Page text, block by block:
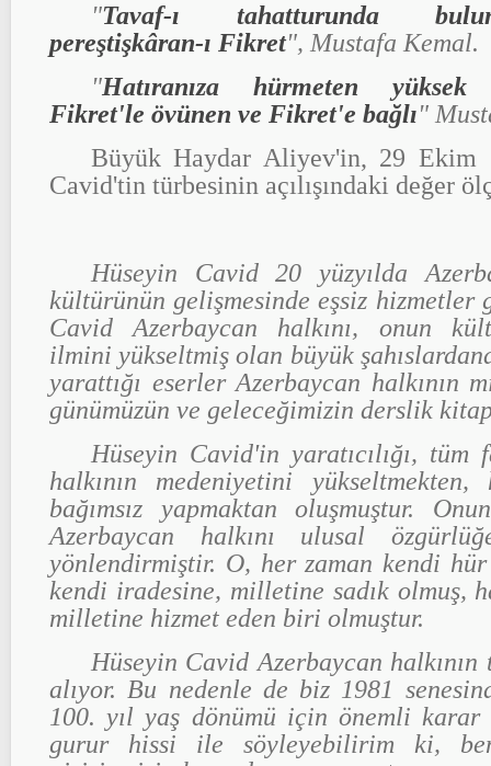
"Tavaf-ı tahatturunda
pereştişkâran-ı Fikret", Mustafa Kemal.
"Hatıranıza hürmeten yüksek
Fikret'le övünen ve Fikret'e bağlı"
Büyük Haydar Aliyev'in, 29 Ekim
Cavid'tin türbesinin açılışındaki değer
Hüseyin Cavid 20 yüzyılda
kültürünün gelişmesinde eşsiz hizmetler
Cavid Azerbaycan halkını, onun
ilmini yükseltmiş olan büyük
yarattığı eserler Azerbaycan halkının
günümüzün ve geleceğimizin derslik
Hüseyin Cavid'in yaratıcılığı, tüm
halkının medeniyetini yükseltmekten,
bağımsız yapmaktan oluşmuştur.
Azerbaycan halkını ulusal
yönlendirmiştir. O, her zaman kendi
kendi iradesine, milletine sadık olmuş,
milletine hizmet eden biri olmuştur.
Hüseyin Cavid Azerbaycan
alıyor. Bu nedenle de biz 1981
100. yıl yaş dönümü için önemli karar
gurur hissi ile söyleyebilirim ki,